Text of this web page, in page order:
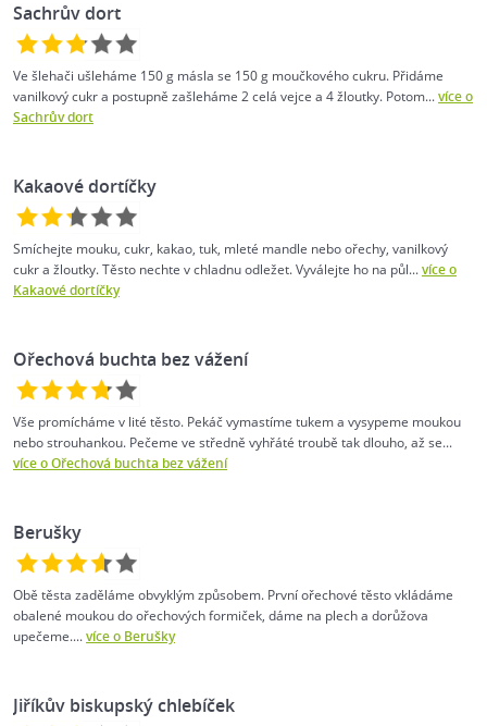
Sachrův dort
Ve šlehači ušleháme 150 g másla se 150 g moučkového cukru. Přidáme
vanilkový cukr a postupně zašleháme 2 celá vejce a 4 žloutky. Potom...více o
Sachrův dort
Kakaové dortíčky
Smíchejte mouku, cukr, kakao, tuk, mleté mandle nebo ořechy, vanilkový
cukr a žloutky. Těsto nechte v chladnu odležet. Vyválejte ho na půl...více o
Kakaové dortíčky
Ořechová buchta bez vážení
Vše promícháme v lité těsto. Pekáč vymastíme tukem a vysypeme moukou
nebo strouhankou. Pečeme ve středně vyhřáté troubě tak dlouho, až se...
více o Ořechová buchta bez vážení
Berušky
Obě těsta zaděláme obvyklým způsobem. První ořechové těsto vkládáme
obalené moukou do ořechových formiček, dáme na plech a dorůžova
upečeme....více o Berušky
Jiříkův biskupský chlebíček